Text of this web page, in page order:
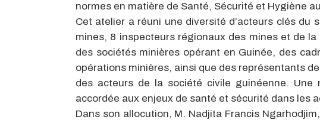
normes en matière de Santé, Sécurité et Hygiène
Cet atelier a réuni une diversité d’acteurs clés
mines, 8 inspecteurs régionaux des mines et de
des sociétés minières opérant en Guinée, des
opérations minières, ainsi que des représentants
des acteurs de la société civile guinéenne. Une
accordée aux enjeux de santé et sécurité dans les
Dans son allocution, M. Nadjita Francis